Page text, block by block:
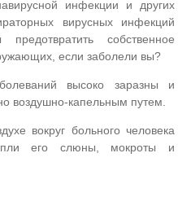
инфекции и других
вирусных инфекций
собственное
если заболели вы?
высоко заразны и
воздушно-капельным путем.
вокруг больного человека
его слюны, мокроты и